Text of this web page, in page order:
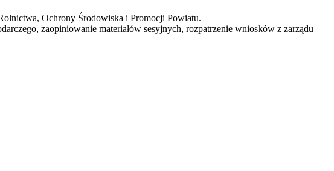
Ochrony Środowiska i Promocji Powiatu.
zaopiniowanie materiałów sesyjnych, rozpatrzenie wniosków z zarządu